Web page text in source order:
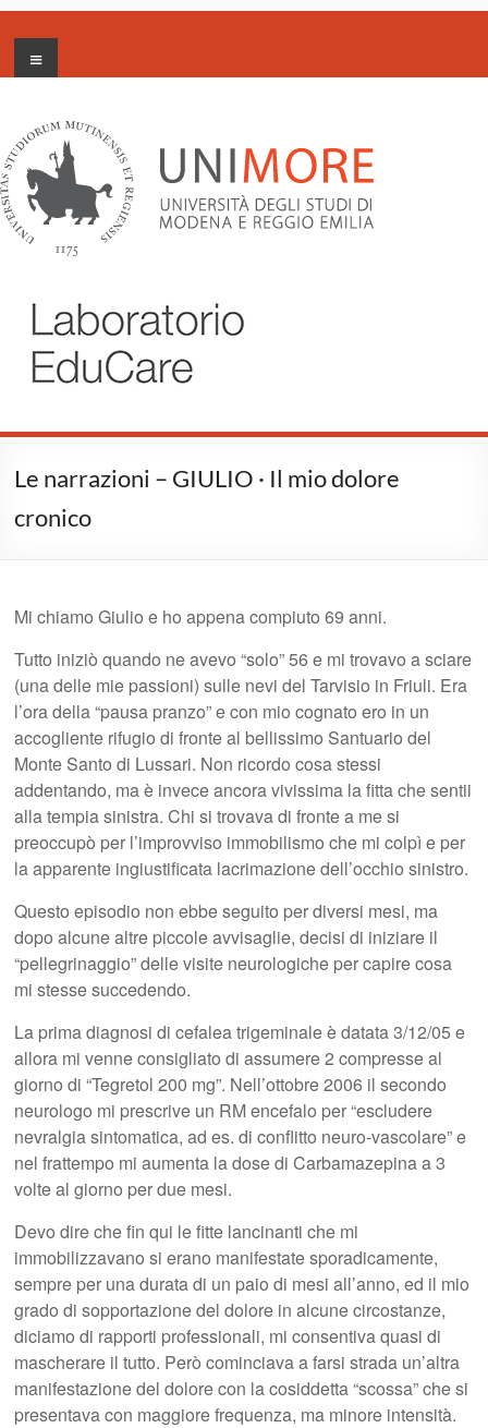
contenuto
Labotorio
Menu
Le narrazioni – GIULIO · Il mio dolore
cronico
Mi chiamo Giulio e ho appena compiuto 69 anni.
Tutto iniziò quando ne avevo “solo” 56 e mi trovavo a sciare
(una delle mie passioni) sulle nevi del Tarvisio in Friuli. Era
l’ora della “pausa pranzo” e con mio cognato ero in un
accogliente rifugio di fronte al bellissimo Santuario del
Monte Santo di Lussari. Non ricordo cosa stessi
addentando, ma è invece ancora vivissima la fitta che sentii
alla tempia sinistra. Chi si trovava di fronte a me si
preoccupò per l’improvviso immobilismo che mi colpì e per
la apparente ingiustificata lacrimazione dell’occhio sinistro.
Questo episodio non ebbe seguito per diversi mesi, ma
dopo alcune altre piccole avvisaglie, decisi di iniziare il
“pellegrinaggio” delle visite neurologiche per capire cosa
mi stesse succedendo.
La prima diagnosi di cefalea trigeminale è datata 3/12/05 e
allora mi venne consigliato di assumere 2 compresse al
giorno di “Tegretol 200 mg”. Nell’ottobre 2006 il secondo
neurologo mi prescrive un RM encefalo per “escludere
nevralgia sintomatica, ad es. di conflitto neuro-vascolare” e
nel frattempo mi aumenta la dose di Carbamazepina a 3
volte al giorno per due mesi.
Devo dire che fin qui le fitte lancinanti che mi
immobilizzavano si erano manifestate sporadicamente,
sempre per una durata di un paio di mesi all’anno, ed il mio
grado di sopportazione del dolore in alcune circostanze,
diciamo di rapporti professionali, mi consentiva quasi di
mascherare il tutto. Però cominciava a farsi strada un’altra
manifestazione del dolore con la cosiddetta “scossa” che si
presentava con maggiore frequenza, ma minore intensità.